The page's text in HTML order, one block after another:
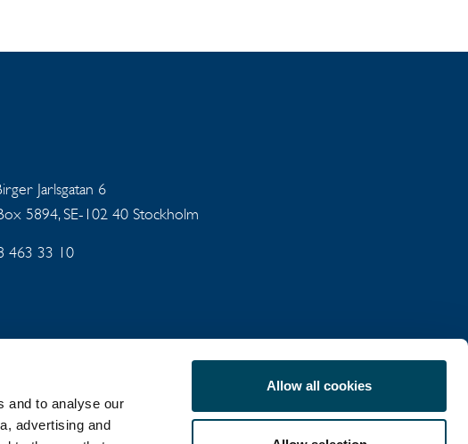
and to analyse our
advertising and
Allow all cookies
Jarlsgatan 6
5894, SE-102 40 Stockholm
463 33 10